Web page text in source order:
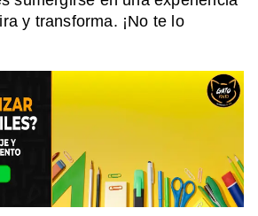
y transforma. ¡No te lo